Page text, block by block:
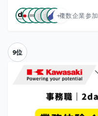
+7
複数企業参加
9位